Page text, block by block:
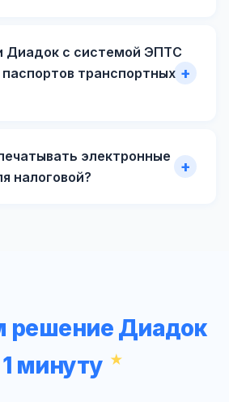
Диадок с системой ЭПТС
транспортных
электронные
налоговой?
решение Диадок
1 минуту